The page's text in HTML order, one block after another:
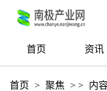
首页 资讯
首页 > 聚焦 > > 内